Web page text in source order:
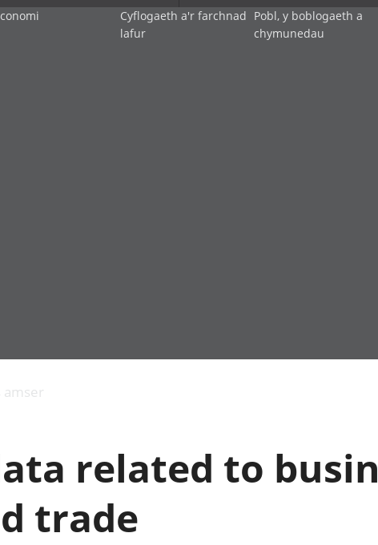
Llwodraeth, y sector
cyhoeddus a threthi
Gros (CDG)
Gwerth Ychwanegol
Cyflogaeth a'r farchnad
lafur
Pobl, y boblogaeth a
chymunedau
Addysg a gofal
Etholiadau
amser
related to
trade